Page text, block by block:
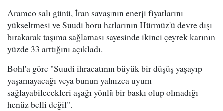
Aramco salı günü, İran savaşının enerji fiyatlarını
yükseltmesi ve Suudi boru hatlarının Hürmüz'ü devre dışı
bırakarak taşıma sağlaması sayesinde ikinci çeyrek karının
yüzde 33 arttığını açıkladı.
Bohl'a göre "Suudi ihracatının büyük bir düşüş yaşayıp
yaşamayacağı veya bunun yalnızca uyum
sağlayabilecekleri aşağı yönlü bir baskı olup olmadığı
henüz belli değil".